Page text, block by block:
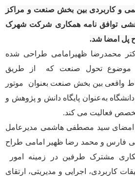
و کاربردی بین بخش صنعت و مراکز
توافق نامه همکاری شرکت شهرک
پل امضا شد.
محمدرضا ظهیرامامی طراحی شده
موضوع تحول صنعت که از طریق
واقعی بین بخش صنعت بعنوان موتور
به‌عنوان پایگاه دانش و پژوهش و
فعالیت می کند.
امضای سید مصطفی هاشمی مدیرعامل
فارس و محمد رضا ظهیر امامی طراح
مشترک طرفین در زمینه امور
کاربردی، اجرایی و مدیریتی، ارتقای